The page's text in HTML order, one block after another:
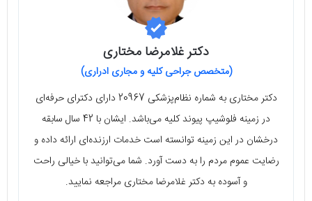
دکتر غلامرضا مختاری
(متخصص جراحی کلیه و مجاری ادراری)
دکتر مختاری به شماره نظام‌پزشکی 20967 دارای دکترای حرفه‌ای
در زمینه فلوشیپ پیوند کلیه می‌باشد. ایشان با 42 سال سابقه
درخشان در این زمینه توانسته است خدمات ارزنده‌ای ارائه داده و
رضایت عموم مردم را به دست آورد. شما می‌توانید با خیالی راحت
و آسوده به دکتر غلامرضا مختاری مراجعه نمایید.